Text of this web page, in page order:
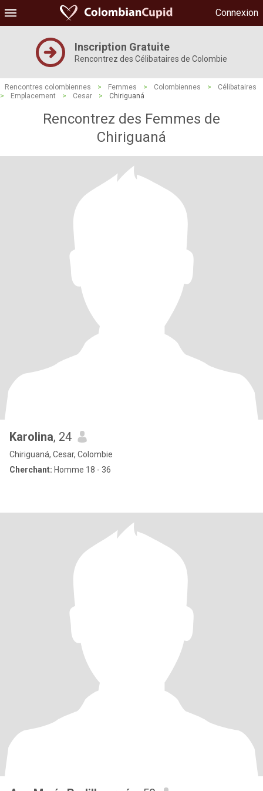
Connexion
Inscription Gratuite
Rencontrez des Célibataires de Colombie
Rencontres colombiennes > Femmes > Colombiennes >
Célibataires
>
Emplacement > Cesar > Chiriguaná
Rencontrez des Femmes de
Chiriguaná
Karolina, 24
Chiriguaná, Cesar, Colombie
Cherchant: Homme 18 - 36